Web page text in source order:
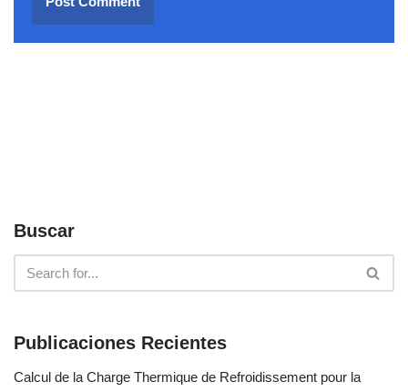
Buscar
Publicaciones Recientes
Calcul de la Charge Thermique de Refroidissement pour la